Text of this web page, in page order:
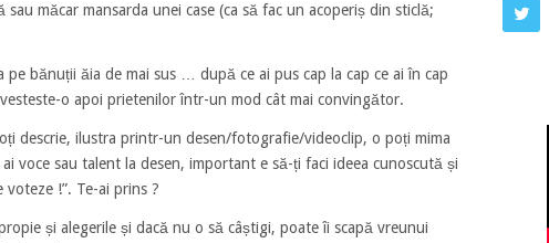
măcar mansarda unei case (ca să fac un acoperiș din sticlă;
pe bănuții ăia de mai sus … după ce ai pus cap la cap ce ai în cap
o apoi prietenilor într-un mod cât mai convingător.
descrie, ilustra printr-un desen/fotografie/videoclip, o poți mima
voce sau talent la desen, important e să-ți faci ideea cunoscută și
voteze !”. Te-ai prins ?
și alegerile și dacă nu o să câștigi, poate îi scapă vreunui